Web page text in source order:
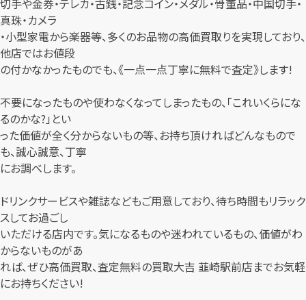
切手や金券・テレカ・古銭・記念コイン・メダル・骨董品・中国切手・
真珠・カメラ
・小型家電から楽器等、多くのお品物の高価買取りを実現しており、
他店ではお値段
の付かなかったものでも、《一点一点丁寧に無料で査定》します!
不要になったものや使わなくなってしまったもの、「これいくらにな
るのかな?」とい
った価値が全く分からないもの等、お持ち頂ければどんなもので
も、誠心誠意、丁寧
にお調べします。
ドリンクサービスや雑誌などもご用意しており、待ち時間もリラック
スしてお過ごし
いただける店内です。気になるものや迷われているもの、価値がわ
からないものがあ
れば、ぜひ高価買取、査定無料の買取大吉 韮崎駅前店までお気軽
にお持ちください!